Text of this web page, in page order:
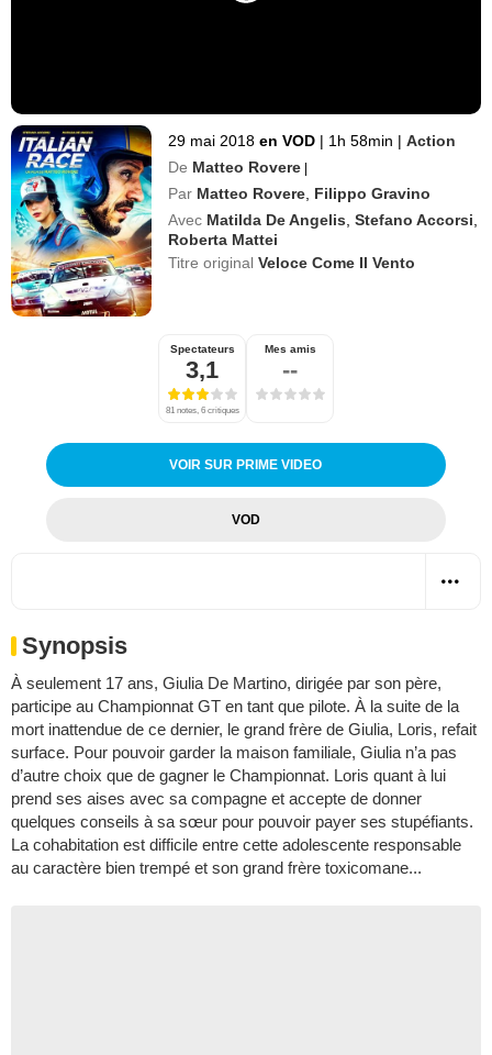
29 mai 2018 en VOD | 1h 58min | Action
De Matteo Rovere |
Par Matteo Rovere Filippo Gravino
Avec Matilda De Angelis ,Stefano Accorsi
Roberta Mattei
Titre originalVeloce Come Il Vento
Spectateurs
3,1
81 notes, 6 critiques
Mes amis
--
VOIR SUR PRIME VIDEO
VOD
Synopsis
À seulement 17 ans, Giulia De Martino, dirigée par son père,
participe au Championnat GT en tant que pilote. À la suite de la
mort inattendue de ce dernier, le grand frère de Giulia, Loris, refait
surface. Pour pouvoir garder la maison familiale, Giulia n’a pas
d’autre choix que de gagner le Championnat. Loris quant à lui
prend ses aises avec sa compagne et accepte de donner
quelques conseils à sa sœur pour pouvoir payer ses stupéfiants.
La cohabitation est difficile entre cette adolescente responsable
au caractère bien trempé et son grand frère toxicomane...